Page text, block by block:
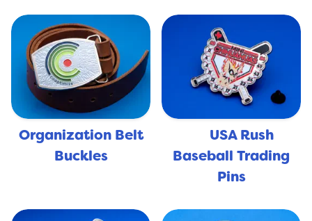
Organization Belt
Buckles
USA Rush
Baseball Trading
Pins